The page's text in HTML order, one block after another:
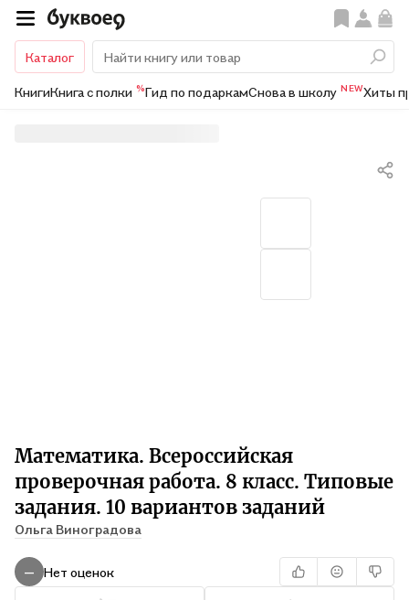
Каталог
КнигиКнига с полки %Гид по подаркамСнова в школу NEWХиты
Математика. Всероссийская
проверочная работа. 8 класс. Типовые
задания. 10 вариантов заданий
Ольга Виноградова
— Нет оценок